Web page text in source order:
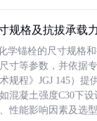
规格及抗拔承载
学锚栓的尺寸规格
寸等参数，并依据
规程》JGJ 145）提
混凝土强度C30下设
性能影响因素及选